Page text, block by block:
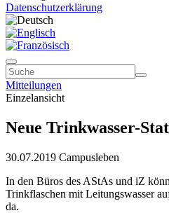
Datenschutzerklärung
Mitteilungen
Einzelansicht
Neue Trinkwasser-
30.07.2019 Campusleben
In den Büros des AStAs und iZ
Trinkflaschen mit Leitungswasser
da.